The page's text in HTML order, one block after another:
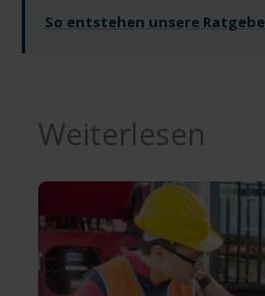
So entstehen unsere
Weiterlesen